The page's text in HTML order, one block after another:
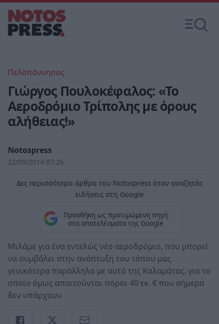
Πελοπόννησος
Γιώργος Πουλοκέφαλος: «Το
Αεροδρόμιο Τρίπολης με όρους
αλήθειας!»
Notospress
22/09/2014 07:26
Δες περισσότερα άρθρα του Notospress όταν αναζητάς
ειδήσεις στη Google
Προσθήκη ως προτιμώμενη πηγή
στα αποτελέσματα της Google
Μιλάμε για ένα εντελώς νέο αεροδρόμιο, που μπορεί
να συμβάλει στην ανάπτυξη του τόπου μας
γενικότερα παράλληλα με αυτό της Καλαμάτας, για το
οποίο όμως απαιτούνται πόροι 40 εκ. € που σήμερα
δεν υπάρχουν.